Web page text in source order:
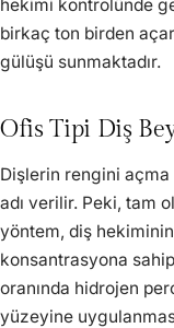
hekimi kontrolünde
birkaç ton birden
gülüşü sunmaktadır.
Ofis Tipi Diş
Dişlerin rengini
adı verilir. Peki, tam
yöntem, diş
konsantrasyona
oranında hidrojen
yüzeyine